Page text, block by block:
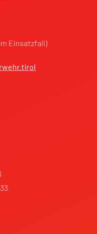
Einsatzfall)